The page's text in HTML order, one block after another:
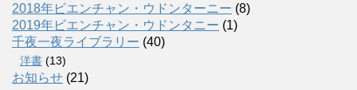
2018年ビエンチャン・ウドンターニー (8)
2019年ビエンチャン・ウドンタニー (1)
千夜一夜ライブラリー (40)
洋書 (13)
お知らせ (21)